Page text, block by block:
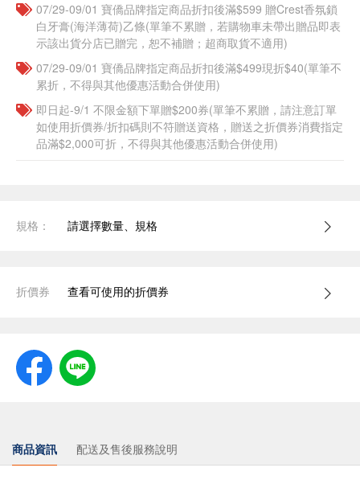
07/29-09/01 寶僑品牌指定商品折扣後滿$599 贈Crest香氛鎖
白牙膏(海洋薄荷)乙條(單筆不累贈，若購物車未帶出贈品即表
示該出貨分店已贈完，恕不補贈；超商取貨不適用)
07/29-09/01 寶僑品牌指定商品折扣後滿$499現折$40(單筆不
累折，不得與其他優惠活動合併使用)
即日起-9/1 不限金額下單贈$200券(單筆不累贈，請注意訂單
如使用折價券/折扣碼則不符贈送資格，贈送之折價券消費指定
品滿$2,000可折，不得與其他優惠活動合併使用)
規格： 請選擇數量、規格
折價券 查看可使用的折價券
商品資訊 配送及售後服務說明